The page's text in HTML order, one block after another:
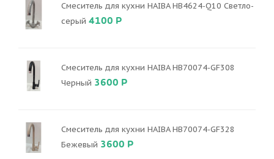
Смеситель для кухни HAIBA HB4624-Q10 Светло-
серый 4100 Р
Смеситель для кухни HAIBA HB70074-GF308
Черный 3600 Р
Смеситель для кухни HAIBA HB70074-GF328
Бежевый 3600 Р